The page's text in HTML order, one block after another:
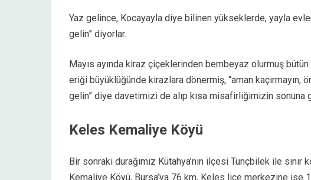
Yaz gelince, Kocayayla diye bilinen yükseklerde, yayla
gelin” diyorlar.
Mayıs ayında kiraz çiçeklerinden bembeyaz olurmuş
eriği büyüklüğünde kirazlara dönermiş, “aman kaçırmayın,
gelin” diye davetimizi de alıp kısa misafirliğimizin sonuna
Keles Kemaliye Köyü
Bir sonraki durağımız Kütahya’nın ilçesi Tunçbilek ile
Kemaliye Köyü, Bursa’ya 76 km, Keles liçe merkezine ise